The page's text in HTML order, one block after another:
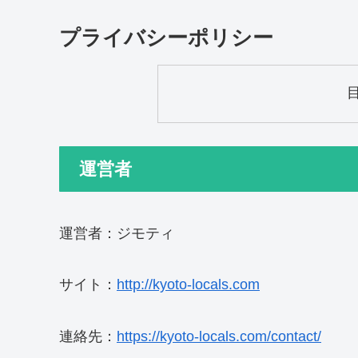
プライバシーポリシー
運営者
運営者：ジモティ
サイト： http://kyoto-locals.com
連絡先： https://kyoto-locals.com/contact/